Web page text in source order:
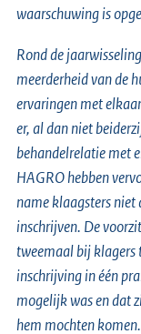
waarschuwing is
Rond de
meerderheid van de
ervaringen met
er, al dan niet
behandelrelatie met
HAGRO hebben
name klaagsters
inschrijven. De
tweemaal bij klagers
inschrijving in één
mogelijk was en dat
hem mochten